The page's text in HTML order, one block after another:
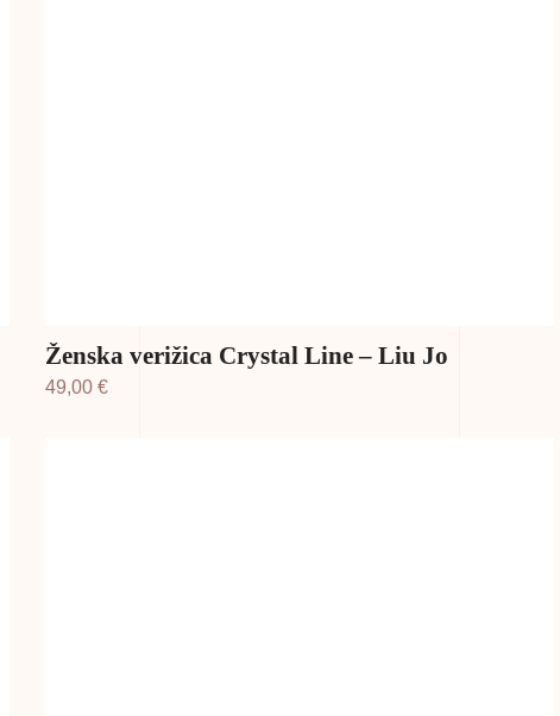
Ženska verižica Crystal Line – Liu Jo
49,00 €